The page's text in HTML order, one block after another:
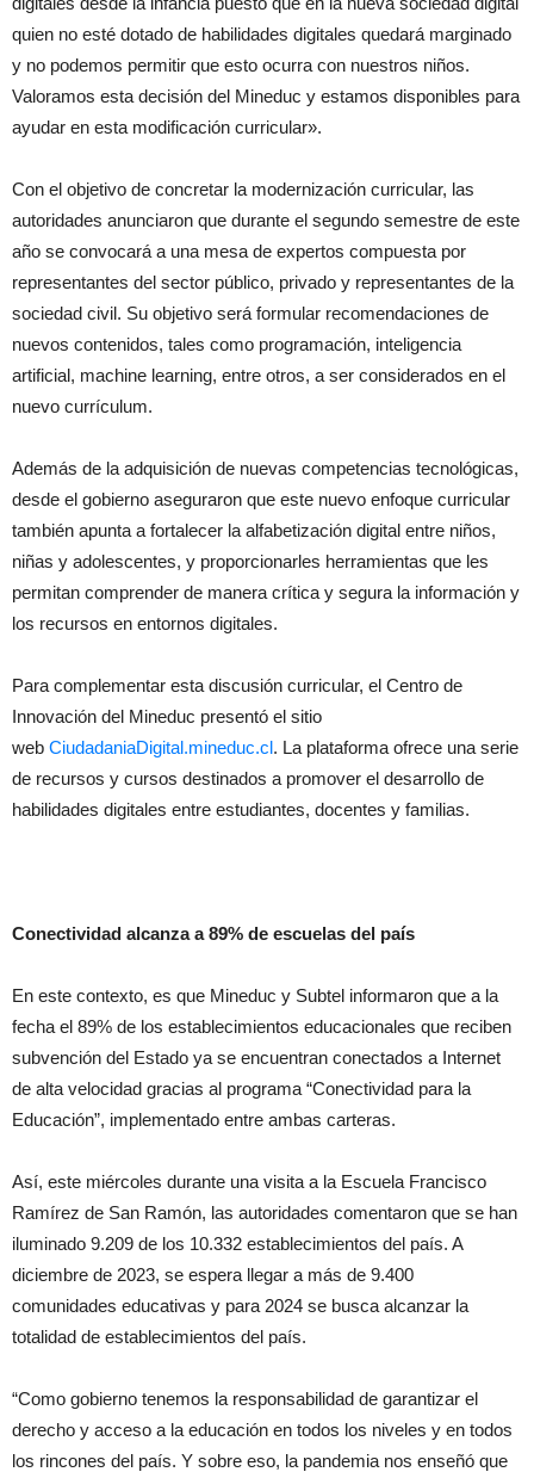
quien no esté dotado de habilidades digitales quedará marginado
y no podemos permitir que esto ocurra con nuestros niños.
Valoramos esta decisión del Mineduc y estamos disponibles para
ayudar en esta modificación curricular».
Con el objetivo de concretar la modernización curricular, las
autoridades anunciaron que durante el segundo semestre de este
año se convocará a una mesa de expertos compuesta por
representantes del sector público, privado y representantes de la
sociedad civil. Su objetivo será formular recomendaciones de
nuevos contenidos, tales como programación, inteligencia
artificial, machine learning, entre otros, a ser considerados en el
nuevo currículum.
Además de la adquisición de nuevas competencias tecnológicas,
desde el gobierno aseguraron que este nuevo enfoque curricular
también apunta a fortalecer la alfabetización digital entre niños,
niñas y adolescentes, y proporcionarles herramientas que les
permitan comprender de manera crítica y segura la información y
los recursos en entornos digitales.
Para complementar esta discusión curricular, el Centro de
Innovación del Mineduc presentó el sitio
web CiudadaniaDigital.mineduc.cl. La plataforma ofrece una serie
de recursos y cursos destinados a promover el desarrollo de
habilidades digitales entre estudiantes, docentes y familias.
Conectividad alcanza a 89% de escuelas del país
En este contexto, es que Mineduc y Subtel informaron que a la
fecha el 89% de los establecimientos educacionales que reciben
subvención del Estado ya se encuentran conectados a Internet
de alta velocidad gracias al programa “Conectividad para la
Educación”, implementado entre ambas carteras.
Así, este miércoles durante una visita a la Escuela Francisco
Ramírez de San Ramón, las autoridades comentaron que se han
iluminado 9.209 de los 10.332 establecimientos del país. A
diciembre de 2023, se espera llegar a más de 9.400
comunidades educativas y para 2024 se busca alcanzar la
totalidad de establecimientos del país.
“Como gobierno tenemos la responsabilidad de garantizar el
derecho y acceso a la educación en todos los niveles y en todos
los rincones del país. Y sobre eso, la pandemia nos enseñó que